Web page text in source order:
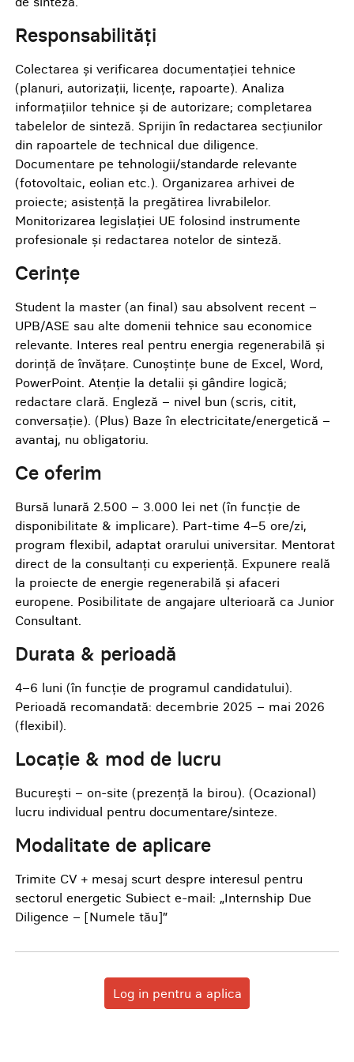
Responsabilități
Colectarea și verificarea documentației tehnice
(planuri, autorizații, licențe, rapoarte). Analiza
informațiilor tehnice și de autorizare; completarea
tabelelor de sinteză. Sprijin în redactarea secțiunilor
din rapoartele de technical due diligence.
Documentare pe tehnologii/standarde relevante
(fotovoltaic, eolian etc.). Organizarea arhivei de
proiecte; asistență la pregătirea livrabilelor.
Monitorizarea legislației UE folosind instrumente
profesionale și redactarea notelor de sinteză.
Cerințe
Student la master (an final) sau absolvent recent –
UPB/ASE sau alte domenii tehnice sau economice
relevante. Interes real pentru energia regenerabilă și
dorință de învățare. Cunoștințe bune de Excel, Word,
PowerPoint. Atenție la detalii și gândire logică;
redactare clară. Engleză – nivel bun (scris, citit,
conversație). (Plus) Baze în electricitate/energetică –
avantaj, nu obligatoriu.
Ce oferim
Bursă lunară 2.500 – 3.000 lei net (în funcție de
disponibilitate & implicare). Part-time 4–5 ore/zi,
program flexibil, adaptat orarului universitar. Mentorat
direct de la consultanți cu experiență. Expunere reală
la proiecte de energie regenerabilă și afaceri
europene. Posibilitate de angajare ulterioară ca Junior
Consultant.
Durata & perioadă
4–6 luni (în funcție de programul candidatului).
Perioadă recomandată: decembrie 2025 – mai 2026
(flexibil).
Locație & mod de lucru
București – on-site (prezență la birou). (Ocazional)
lucru individual pentru documentare/sinteze.
Modalitate de aplicare
Trimite CV + mesaj scurt despre interesul pentru
sectorul energetic Subiect e-mail: „Internship Due
Diligence – [Numele tău]”
Log in pentru a aplica